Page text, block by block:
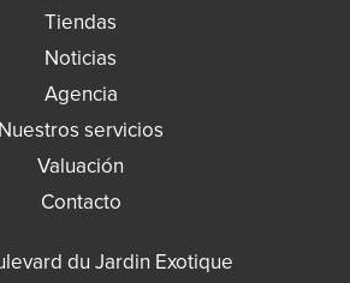
Tiendas
Noticias
Agencia
Nuestros servicios
Valuación
Contacto
du Jardin Exotique